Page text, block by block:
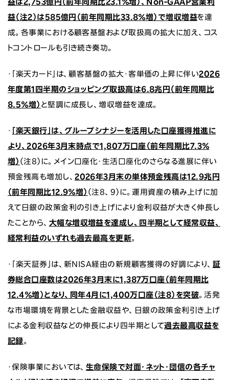
益は2,753億円（前年同期比23.1％増）、Non-GAAP営業利
益（注2）は585億円（前年同期比33.8％増）で増収増益を達
成。各事業における顧客基盤および取扱高の拡大に加え、コス
トコントロールも引き続き奏功。
・「楽天カード」は、顧客基盤の拡大・客単価の上昇に伴い2026
年度第1四半期のショッピング取扱高は6.8兆円（前年同期比
8.5％増） と堅調に成長し、増収増益を達成。
・
「楽天銀行」は、グループシナジーを活用した口座獲得推進に
より、2026年3月末時点で1,807万口座（前年同期比7.3％
増） （注8）に。メイン口座化・生活口座化のさらなる進展に伴い
預金残高も増加し、2026年3月末の単体預金残高は12.9兆円
（前年同期比12.9％増） （注8、9）に。運用資産の積み上げに加
えて日銀の政策金利の引き上げにより金利収益が大きく伸長し
たことから、 大幅な増収増益を達成し、四半期として経常収益、
経常利益のいずれも過去最高を更新。
・「楽天証券」は、新NISA経由の新規顧客獲得の好調により、 証
券総合口座数は2026年3月末に1,387万口座（前年同期比
12.4％増）となり、 同年4月に1,400万口座 （注8）を突破。活発
な市場環境を背景とした金融収益や、日銀の政策金利引き上げ
による金利収益などの伸長により四半期として過去最高収益を
記録。
・保険事業においては、 生命保険で対面・ネット・団信の各チャ